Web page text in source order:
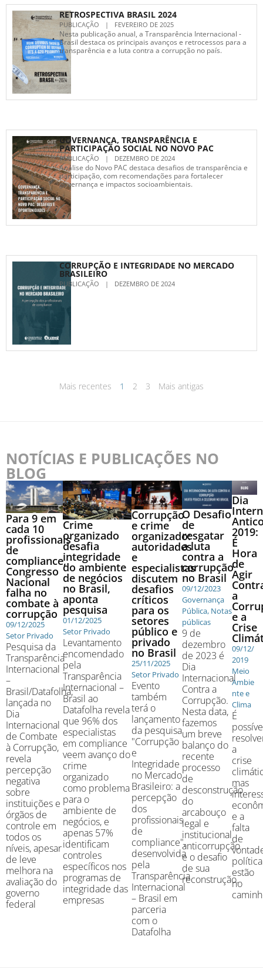
RETROSPECTIVA BRASIL 2024
PUBLICAÇÃO | FEVEREIRO DE 2025
Nesta publicação anual, a Transparência Internacional -
Brasil destaca os principais avanços e retrocessos para a
transparência e a luta contra a corrupção no país.
GOVERNANÇA, TRANSPARÊNCIA E
PARTICIPAÇÃO SOCIAL NO NOVO PAC
PUBLICAÇÃO | DEZEMBRO DE 2024
Análise do Novo PAC destaca desafios de transparência e
participação, com recomendações para fortalecer
governança e impactos socioambientais.
CORRUPÇÃO E INTEGRIDADE NO MERCADO
BRASILEIRO
PUBLICAÇÃO | DEZEMBRO DE 2024
Mais recentes 1 2 3 Mais antigas
NOTÍCIAS E PUBLICAÇÕES NO
BLOG
Para 9 em
cada 10
profissionais
de
compliance,
Congresso
Nacional
falha no
combate à
corrupção
09/12/2025
Setor Privado
Pesquisa da
Transparência
Internacional
–
Brasil/Datafolha,
lançada no
Dia
Internacional
de Combate
à Corrupção,
revela
percepção
negativa
sobre
instituições e
órgãos de
controle em
todos os
níveis, apesar
de leve
melhora na
avaliação do
governo
federal
Crime
organizado
desafia
integridade
do ambiente
de negócios
no Brasil,
aponta
pesquisa
01/12/2025
Setor Privado
Levantamento
encomendado
pela
Transparência
Internacional –
Brasil ao
Datafolha revela
que 96% dos
especialistas
em compliance
veem avanço do
crime
organizado
como problema
para o
ambiente de
negócios, e
apenas 57%
identificam
controles
específicos nos
programas de
integridade das
empresas
Corrupção
e crime
organizado:
autoridades
e
especialistas
discutem
desafios
críticos
para os
setores
público e
privado
no Brasil
25/11/2025
Setor Privado
Evento
também
terá o
lançamento
da pesquisa
"Corrupção
e
Integridade
no Mercado
Brasileiro: a
percepção
dos
profissionais
de
compliance",
desenvolvida
pela
Transparência
Internacional
– Brasil em
parceria
com o
Datafolha
O Desafio
de
resgatar
a luta
contra a
corrupção
no Brasil
09/12/2023
Governança
Pública, Notas
públicas
9 de
dezembro
de 2023 é
Dia
Internacional
Contra a
Corrupção.
Nesta data,
fazemos
um breve
balanço do
recente
processo
de
desconstrução
do
arcabouço
legal e
institucional
anticorrupção
e o desafio
de sua
reconstrução.
Dia
2019:
É
Hora
de
Agir
a
e a
Crise
09/12/
2019
Meio
Ambie
nte e
Clima
É
a
crise
mas
e a
falta
de
política
estão
no